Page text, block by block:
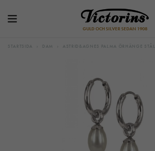
GULD OCH SILVER SEDAN 1908
STARTSIDA DAM ASTRID&AGNES PALMA ÖRHÄNGE STÅL